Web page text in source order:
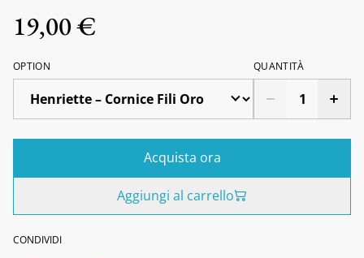
19,00 €
OPTION QUANTITÀ
Acquista ora
Aggiungi al carrello
CONDIVIDI